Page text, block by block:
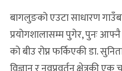
बागलुङको एउटा साधारण
प्रयोगशालासम्म पुगेर, पुनः आफ्नै
को बीउ रोप्न फर्किएकी डा.